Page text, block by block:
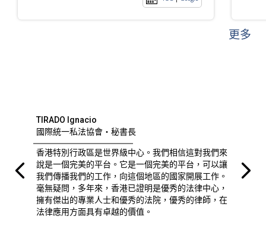
更多
TIRADO Ignacio
國際統一私法協會・秘書長
香港特別行政區是世界級中心。我們相信這對我們來
說是一個完美的平台。它是一個完美的平台，可以讓
我們傳播我們的工作，向這個地區的國家開展工作。
毫無疑問，多年來，香港已證明是優秀的法律中心，
擁有傑出的專業人士和優秀的法院，優秀的律師，在
法律應用方面具有卓越的價值。